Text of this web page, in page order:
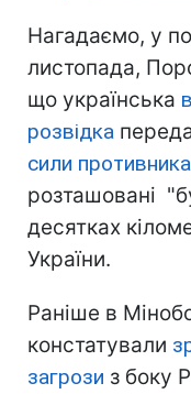
Нагадаємо, у
листопада,
що українська
розвідка
сили противника
розташовані
десятках
України.
Раніше в
констатували
загрози з боку